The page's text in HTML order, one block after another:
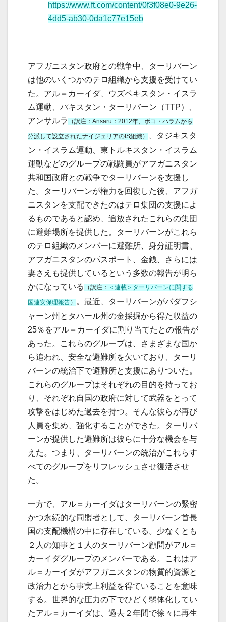
https://www.ft.com/content/0f3f08e0-9e26-
4dd5-ab30-0da1c77e15eb
アフガニスタン政府との戦争中、ターリバーン
は他のいくつかのテロ組織から支援を受けてい
た。アル＝カーイダ、ウズベキスタン・イスラ
ム運動、パキスタン・ターリバーン（TTP）、
アンサルラ
（訳注：Ansaru：2012年、ボコ・ハラムから
分派して設立されたナイジェリアのIS組織）
、タジキスタ
ン・イスラム運動、東トルキスタン・イスラム
運動などのグループの戦闘員がアフガニスタン
共和国政府との戦争でターリバーンを支援し
た。ターリバーンが権力を回復した後、アフガ
ニスタンを支配できたのはテロ集団の支援によ
るものであると認め、追放されたこれらの集団
に避難場所を提供した。ターリバーンがこれら
のテロ組織のメンバーに避難所、身分証明書、
アフガニスタンのパスポート、金銭、さらには
妻さえも提供しているという多数の報告が明ら
かになっている
（訳注： ＜連載＞ターリバーンに関する
国連安保理報告）
。最近、ターリバーンがバダフシ
ャーン州とタハール州の金採掘から得た収益の
25％をアル＝カーイダに割り当てたとの報告が
あった。これらのグループは、さまざまな国か
ら追われ、安全な避難所を欠いており、ターリ
バーンの統治下で避難所と支援にありついた。
これらのグループはそれぞれの目的を持ってお
り、それぞれ自国の政府に対して武器をとって
攻撃をはじめた過去を持つ。そんな彼らが再び
人員を集め、強化することができた。ターリバ
ーンが提供した避難所は彼らに十分な機会を与
えた。つまり、ターリバーンの統治がこれらす
べてのグループをリフレッシュさせ復活させ
た。
一方で、アル＝カーイダはターリバーンの緊密
かつ永続的な同盟者として、ターリバーン首長
国の支配機構の中に存在している。少なくとも
２人の知事と１人のターリバーン顧問がアル＝
カーイダグループのメンバーである。これはア
ル＝カーイダがアフガニスタンの物質的資源と
政治力とから事実上利益を得ていることを意味
する。世界的な圧力の下でひどく弱体化してい
たアル＝カーイダは、過去２年間で徐々に再生